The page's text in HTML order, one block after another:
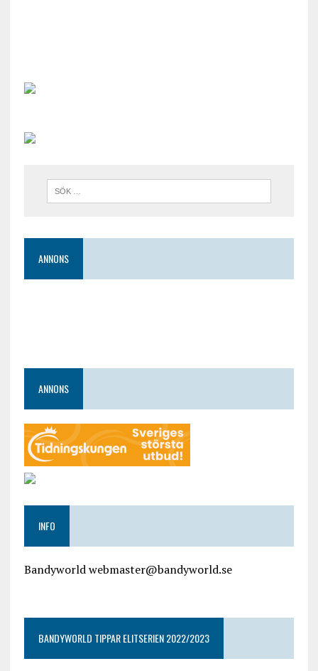
ANNONS
ANNONS
INFO
Bandyworld webmaster@bandyworld.se
BANDYWORLD TIPPAR ELITSERIEN 2022/2023